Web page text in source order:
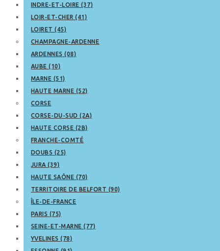
INDRE-ET-LOIRE (37)
LOIR-ET-CHER (41)
LOIRET (45)
CHAMPAGNE-ARDENNE
ARDENNES (08)
AUBE (10)
MARNE (51)
HAUTE MARNE (52)
CORSE
CORSE-DU-SUD (2A)
HAUTE CORSE (2B)
FRANCHE-COMTÉ
DOUBS (25)
JURA (39)
HAUTE SAÔNE (70)
TERRITOIRE DE BELFORT (90)
ÎLE-DE-FRANCE
PARIS (75)
SEINE-ET-MARNE (77)
YVELINES (78)